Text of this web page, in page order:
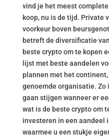
vind je het meest
koop, nu is de tijd. Private
voorkeur boven
betreft de diversificatie
beste crypto om te kopen
lijst met beste aandelen
plannen met het
genoemde organisatie. Zo
gaan stijgen wanneer er
wat is de beste crypto om
investeren in een aandeel
waarmee u een stukje